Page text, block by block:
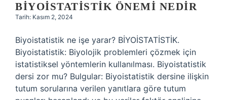
BIYOISTATISTIK ÖNEMI NEDIR
Tarih: Kasım 2, 2024
Biyoistatistik ne işe yarar? BİYOİSTATİSTİK.
Biyoistatistik: Biyolojik problemleri çözmek için
istatistiksel yöntemlerin kullanılması. Biyoistatistik
dersi zor mu? Bulgular: Biyoistatistik dersine ilişkin
tutum sorularına verilen yanıtlara göre tutum